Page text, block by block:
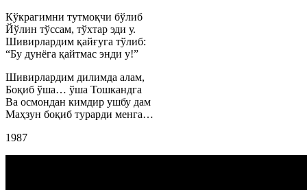
Кўкрагимни тутмоқчи бўлиб
Йўлин тўссам, тўхтар эди у.
Шивирлардим қайғуга тўлиб:
“Бу дунёга қайтмас энди у!”
Шивирлардим дилимда алам,
Боқиб ўша… ўша Тошкандга
Ва осмондан кимдир ушбу дам
Маҳзун боқиб турарди менга…
1987